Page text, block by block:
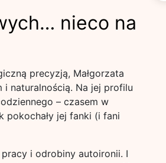
nieco na
precyzją, Małgorzata
naturalnością. Na jej profilu
– czasem w
pokochały jej fanki (i fani
i odrobiny autoironii. I